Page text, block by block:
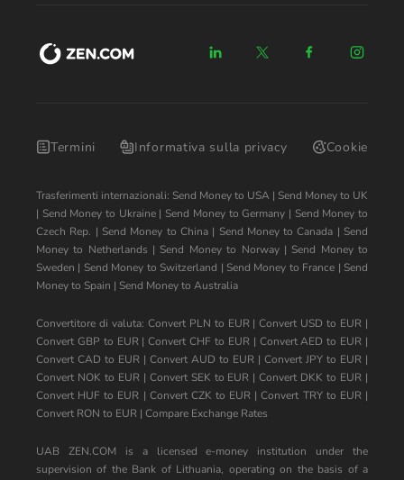
Termini Informativa sulla privacy Cookie
Trasferimenti internazionali: Send Money to USA | Send Money to UK
| Send Money to Ukraine| Send Money to Germany | Send Money to
Czech Rep. | Send Money to China| Send Money to Canada | Send
Money to Netherlands | Send Money to Norway| Send Money to
Sweden | Send Money to Switzerland | Send Money to France | Send
Money to Spain | Send Money to Australia
Convertitore di valuta: Convert PLN to EUR|Convert USD to EUR |
Convert GBP to EUR|Convert CHF to EUR| Convert AED to EUR |
Convert CAD to EUR | Convert AUD to EUR | Convert JPY to EUR |
Convert NOK to EUR| Convert SEK to EUR |Convert DKK to EUR |
Convert HUF to EUR | Convert CZK to EUR |Convert TRY to EUR|
Convert RON to EUR | Compare Exchange Rates
UAB ZEN.COM is a licensed e-money institution under the
supervision of the Bank of Lithuania, operating on the basis of a